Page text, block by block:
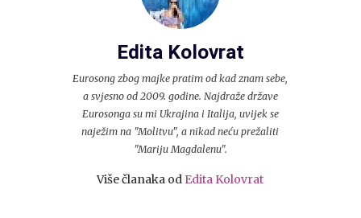
Edita Kolovrat
Eurosong zbog majke pratim od kad znam sebe,
a svjesno od 2009. godine. Najdraže države
Eurosonga su mi Ukrajina i Italija, uvijek se
naježim na "Molitvu", a nikad neću prežaliti
"Mariju Magdalenu".
Više članaka od Edita Kolovrat